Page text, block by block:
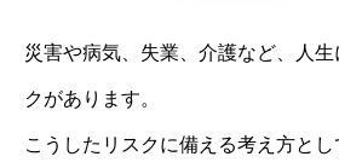
災害や病気、失業、介護など、人
クがあります。
こうしたリスクに備える考え方と